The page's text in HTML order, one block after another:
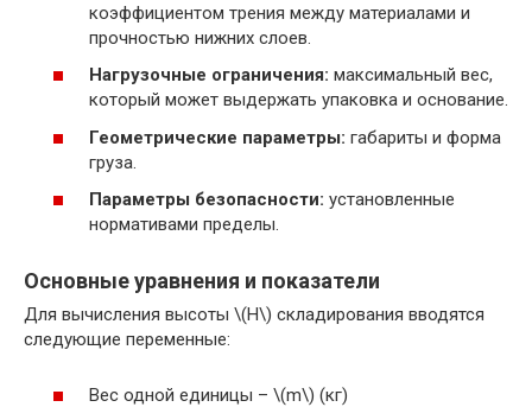
коэффициентом трения между материалами и
прочностью нижних слоев.
Нагрузочные ограничения: максимальный вес,
который может выдержать упаковка и основание.
Геометрические параметры: габариты и форма
груза.
Параметры безопасности: установленные
нормативами пределы.
Основные уравнения и показатели
Для вычисления высоты \(H\) складирования вводятся
следующие переменные:
Вес одной единицы – \(m\) (кг)